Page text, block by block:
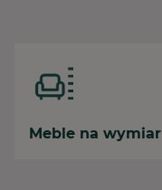
Meble na wymiar